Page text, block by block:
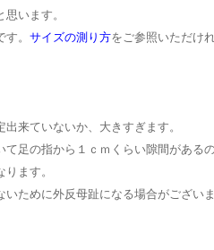
います。
。 サイズの測り方をご参照いただけ
来ていないか、大きすぎます。
足の指から１ｃｍくらい隙間があるの
ます。
ために外反母趾になる場合がございま